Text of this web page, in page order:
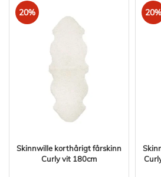
20%
Skinnwille korthårigt fårskinn
Curly vit 180cm
20%